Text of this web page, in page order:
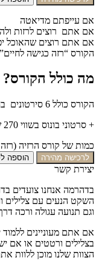
אם עייפתם מדיאטה
אם אתם רוצים לרזות
אם אתם רוצים שהאוכל
הקורס “רזה כגישה
מה כולל הקורס?
הקורס כולל 6 סירטונים בהנחייתה של גיתה
+ סרטוני בונוס בשווי 270 ש”ח
כמות של קורס הרזיה
לרכישה מהירה הוספה
יצירת קשר
בדהרמה אנחנו צועדים
השקט הנעים עם צלילים
וגם תנועה עגולה ורכה
אם אתם מעוניינים
בצלילים ורטטים או אם
הצוות שלנו מוכן ללוות